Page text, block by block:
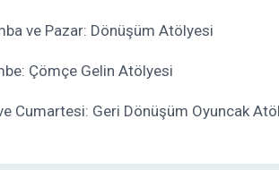
ve Pazar: Dönüşüm Atölyesi
Çömçe Gelin Atölyesi
Cumartesi: Geri Dönüşüm Oyuncak